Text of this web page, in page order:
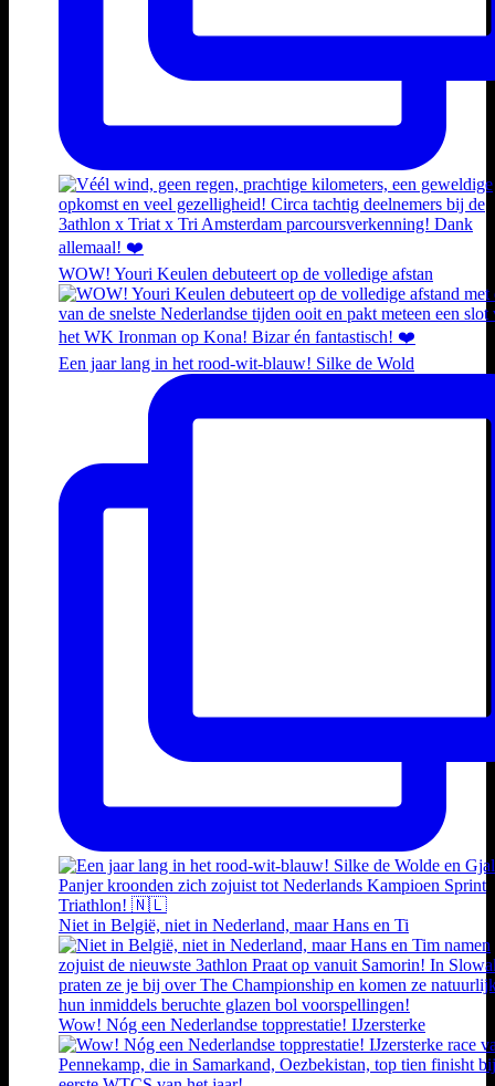
WOW! Youri Keulen debuteert op de volledige afstan
Een jaar lang in het rood-wit-blauw! Silke de Wold
Niet in België, niet in Nederland, maar Hans en Ti
Wow! Nóg een Nederlandse topprestatie! IJzersterke